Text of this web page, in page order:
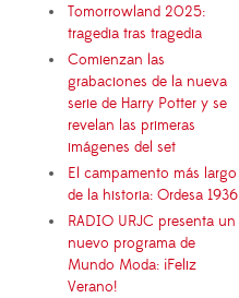
Tomorrowland 2025:
tragedia tras tragedia
Comienzan las
grabaciones de la nueva
serie de Harry Potter y se
revelan las primeras
imágenes del set
El campamento más largo
de la historia: Ordesa 1936
RADIO URJC presenta un
nuevo programa de
Mundo Moda: ¡Feliz
Verano!